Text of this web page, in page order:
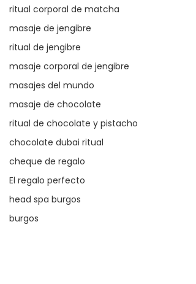
ritual corporal de matcha
masaje de jengibre
ritual de jengibre
masaje corporal de jengibre
masajes del mundo
masaje de chocolate
ritual de chocolate y pistacho
chocolate dubai ritual
cheque de regalo
El regalo perfecto
head spa burgos
burgos